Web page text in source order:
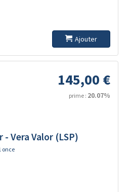
Ajouter
145,00 €
prime : 20.07%
Vera Valor (LSP)
once